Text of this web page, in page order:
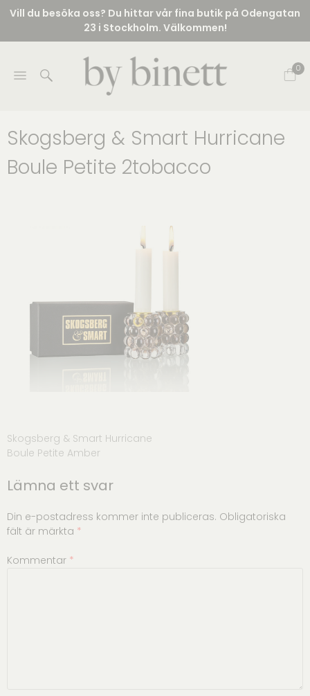
Vill du besöka oss? Du hittar vår fina butik på Odengatan
23 i Stockholm. Välkommen!
0
Skogsberg & Smart Hurricane
Boule Petite 2tobacco
Inläggsnavigering
Skogsberg & Smart Hurricane
Boule Petite Amber
Lämna ett svar
Din e-postadress kommer inte publiceras. Obligatoriska
fält är märkta *
Kommentar *